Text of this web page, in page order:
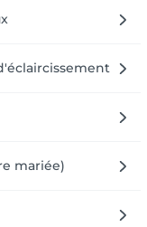
mariée)